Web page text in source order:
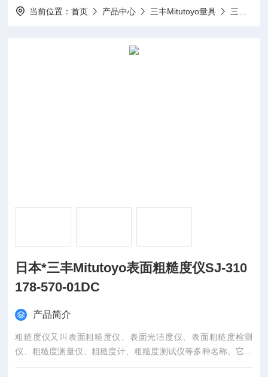
当前位置：首页 产品中心 三丰Mitutoyo量具 三丰便携式粗糙度仪
日本*三丰Mitutoyo表面粗糙度仪SJ-310
178-570-01DC
产品简介
粗糙度仪又叫表面粗糙度仪、表面光洁度仪、表面粗糙度检测
仪、粗糙度测量仪、粗糙度计、粗糙度测试仪等多种名称。它具
有测量精度高、测量范围宽、操作简便、便于携带、工作稳定等